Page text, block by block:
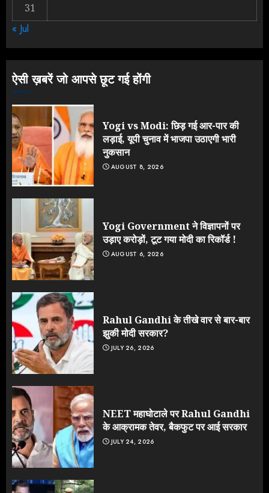
3
Rahul Gandhi के तीखे वार से बार-बार
31
« Jul
ऐसी ख़बरें जो आपसे छूट गई होंगी
Yogi vs Modi: छिड़ गई आर-पार की
लड़ाई, यूपी चुनाव में भाजपा उठाएगी भारी
नुकसान
AUGUST 8, 2026
Yogi Government ने विज्ञापनों पर
उड़ाए करोड़ों, टूट गया मोदी का रिकॉर्ड !
AUGUST 6, 2026
Rahul Gandhi के तीखे वार से बार-बार
झुकी मोदी सरकार?
JULY 26, 2026
NEET महाघोटाले पर Rahul Gandhi
के आक्रामक तेवर, बैकफुट पर आई सरकार
JULY 24, 2026